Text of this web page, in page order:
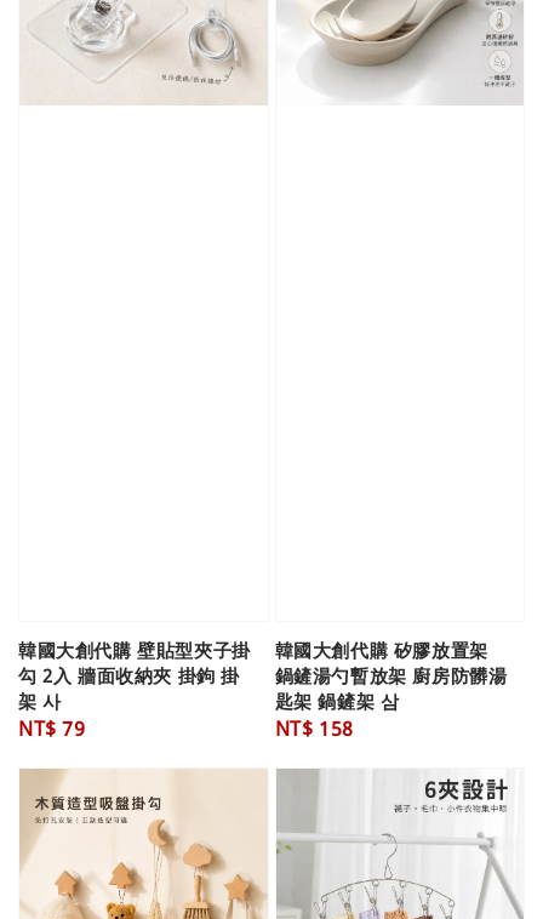
韓國大創代購 壁貼型夾子掛
勾 2入 牆面收納夾 掛鉤 掛
架 사
Regular
NT$ 79
韓國大創代購 矽膠放置架
鍋鏟湯勺暫放架 廚房防髒湯
匙架 鍋鏟架 삼
Regular
NT$ 158